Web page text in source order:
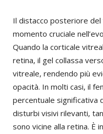
Il distacco posteriore
momento cruciale
Quando la corticale
retina, il gel collassa
vitreale, rendendo più
opacità. In molti casi, il
percentuale significativa
disturbi visivi rilevanti,
sono vicine alla retina. È